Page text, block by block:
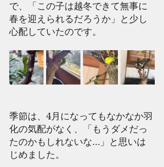
で、「この子は越冬できて無事に
春を迎えられるだろうか」と少し
心配していたのです。
季節は、4月になってもなかなか羽
化の気配がなく、「もうダメだっ
たのかもしれないな…」と思いは
じめました。